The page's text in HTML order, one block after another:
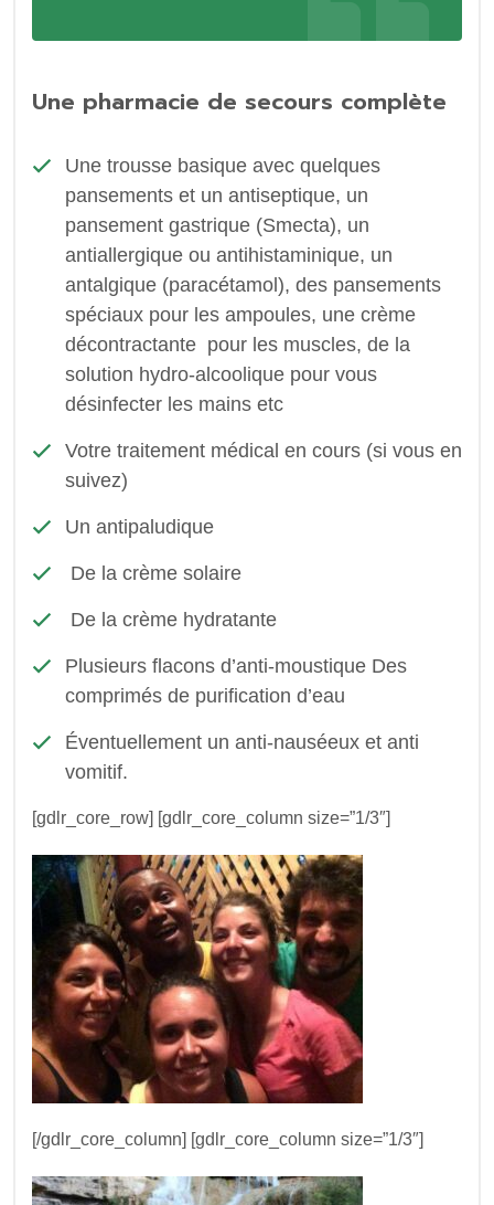
Une pharmacie de secours complète
Une trousse basique avec quelques
pansements et un antiseptique, un
pansement gastrique (Smecta), un
antiallergique ou antihistaminique, un
antalgique (paracétamol), des pansements
spéciaux pour les ampoules, une crème
décontractante pour les muscles, de la
solution hydro-alcoolique pour vous
désinfecter les mains etc
Votre traitement médical en cours (si vous en
suivez)
Un antipaludique
De la crème solaire
De la crème hydratante
Plusieurs flacons d’anti-moustique Des
comprimés de purification d’eau
Éventuellement un anti-nauséeux et anti
vomitif.
[gdlr_core_row] [gdlr_core_column size=”1/3″]
[/gdlr_core_column] [gdlr_core_column size=”1/3″]